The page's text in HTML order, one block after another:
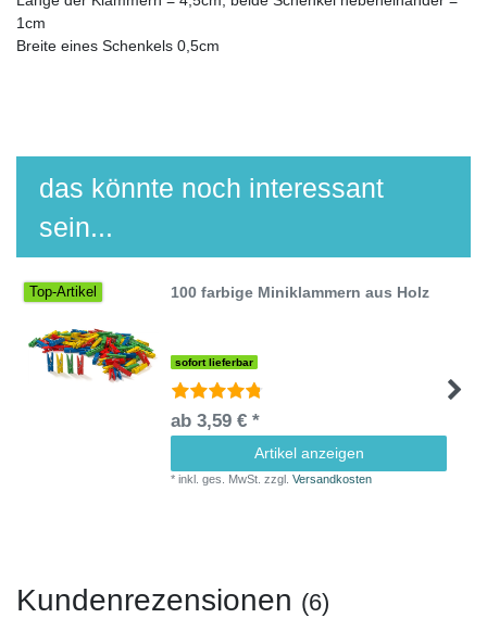
1cm
Breite eines Schenkels 0,5cm
das könnte noch interessant
sein...
Top-Artikel 100 farbige Miniklammern aus Holz
sofort lieferbar
ab 3,59 € *
Artikel anzeigen
*inkl. ges. MwSt. zzgl.Versandkosten
Kundenrezensionen (6)